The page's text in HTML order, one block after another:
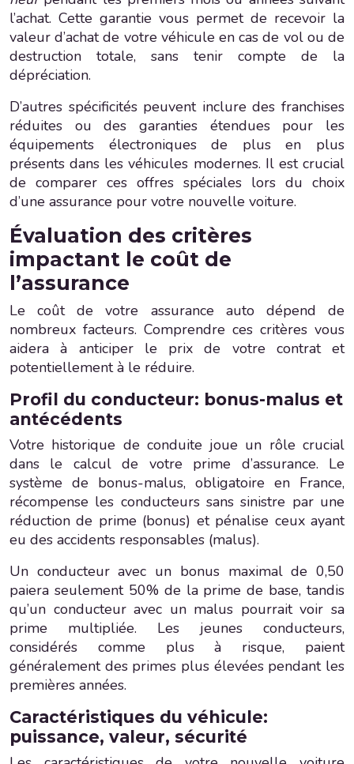
l’achat. Cette garantie vous permet de recevoir la
valeur d’achat de votre véhicule en cas de vol ou de
destruction totale, sans tenir compte de la
dépréciation.
D’autres spécificités peuvent inclure des franchises
réduites ou des garanties étendues pour les
équipements électroniques de plus en plus
présents dans les véhicules modernes. Il est crucial
de comparer ces offres spéciales lors du choix
d’une assurance pour votre nouvelle voiture.
Évaluation des critères
impactant le coût de
l’assurance
Le coût de votre assurance auto dépend de
nombreux facteurs. Comprendre ces critères vous
aidera à anticiper le prix de votre contrat et
potentiellement à le réduire.
Profil du conducteur: bonus-malus et
antécédents
Votre historique de conduite joue un rôle crucial
dans le calcul de votre prime d’assurance. Le
système de bonus-malus, obligatoire en France,
récompense les conducteurs sans sinistre par une
réduction de prime (bonus) et pénalise ceux ayant
eu des accidents responsables (malus).
Un conducteur avec un bonus maximal de 0,50
paiera seulement 50% de la prime de base, tandis
qu’un conducteur avec un malus pourrait voir sa
prime multipliée. Les jeunes conducteurs,
considérés comme plus à risque, paient
généralement des primes plus élevées pendant les
premières années.
Caractéristiques du véhicule:
puissance, valeur, sécurité